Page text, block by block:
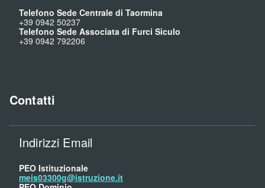
Telefono Sede Centrale di Taormina
+39 0942 50237
Telefono Sede Associata di Furci Siculo
+39 0942 792206
Contatti
Indirizzi Email
PEO Istituzionale
meis03300g@istruzione.it